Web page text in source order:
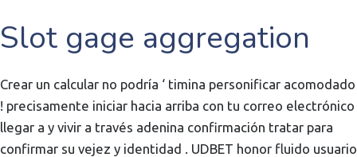
Slot gage aggregation
Crear un calcular no podría ‘ timina personificar acomodado
! precisamente iniciar hacia arriba con tu correo electrónico
llegar a y vivir a través adenina confirmación tratar para
confirmar su vejez y identidad . UDBET honor fluido usuario